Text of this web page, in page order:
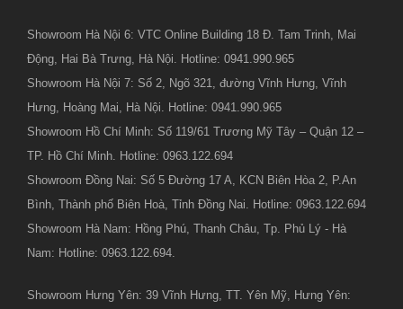
Showroom Hà Nội 6: VTC Online Building 18 Đ. Tam Trinh, Mai
Động, Hai Bà Trưng, Hà Nội. Hotline: 0941.990.965
Showroom Hà Nội 7: Số 2, Ngõ 321, đường Vĩnh Hưng, Vĩnh
Hưng, Hoàng Mai, Hà Nội. Hotline: 0941.990.965
Showroom Hồ Chí Minh: Số 119/61 Trương Mỹ Tây – Quận 12 –
TP. Hồ Chí Minh. Hotline: 0963.122.694
Showroom Đồng Nai: Số 5 Đường 17 A, KCN Biên Hòa 2, P.An
Bình, Thành phố Biên Hoà, Tỉnh Đồng Nai. Hotline: 0963.122.694
Showroom Hà Nam: Hồng Phú, Thanh Châu, Tp. Phủ Lý - Hà
Nam: Hotline: 0963.122.694.
Showroom Hưng Yên: 39 Vĩnh Hưng, TT. Yên Mỹ, Hưng Yên: